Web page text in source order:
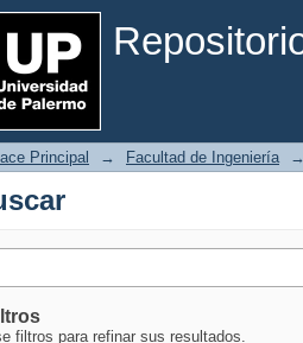
Principal → Facultad de Ingeniería →
filtros para refinar sus resultados.